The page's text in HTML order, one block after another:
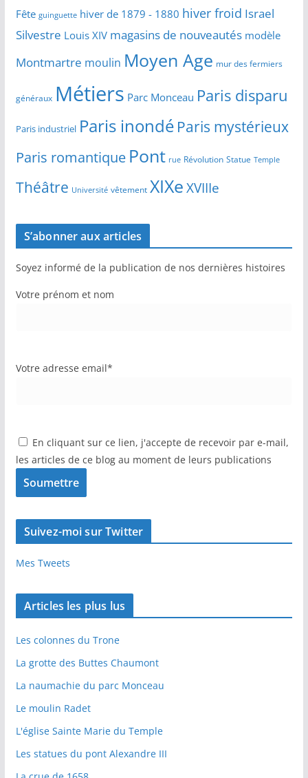
Fête guinguette hiver de 1879 - 1880 hiver froid Israel
Silvestre Louis XIV magasins de nouveautés modèle
Montmartre moulin Moyen Age mur des fermiers
généraux Métiers Parc Monceau Paris disparu
Paris industriel Paris inondé Paris mystérieux
Paris romantique Pont rue Révolution Statue Temple
Théâtre Université vêtement XIXeXVIIIe
S’abonner aux articles
Soyez informé de la publication de nos dernières histoires
Votre prénom et nom
Votre adresse email*
En cliquant sur ce lien, j'accepte de recevoir par e-mail,
les articles de ce blog au moment de leurs publications
Suivez-moi sur Twitter
Mes Tweets
Articles les plus lus
Les colonnes du Trone
La grotte des Buttes Chaumont
La naumachie du parc Monceau
Le moulin Radet
L'église Sainte Marie du Temple
Les statues du pont Alexandre III